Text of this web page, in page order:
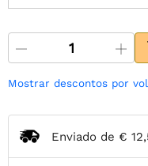
Mostrar descontos por
Enviado de €